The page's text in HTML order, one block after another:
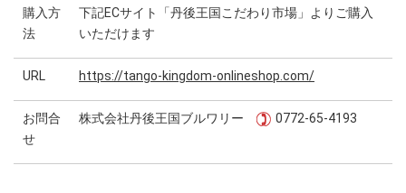
購入方
法
下記ECサイト「丹後王国こだわり市場」よりご購入
いただけます
URL https://tango-kingdom-onlineshop.com/
お問合
せ
株式会社丹後王国ブルワリー 0772-65-4193